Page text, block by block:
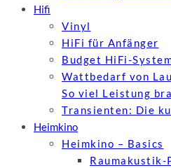
Hifi
Vinyl
HiFi für Anfänger
Budget HiFi-
Wattbedarf von
So viel Leistung
Transienten: Die
Heimkino
Heimkino – Basics
Raumakustik-